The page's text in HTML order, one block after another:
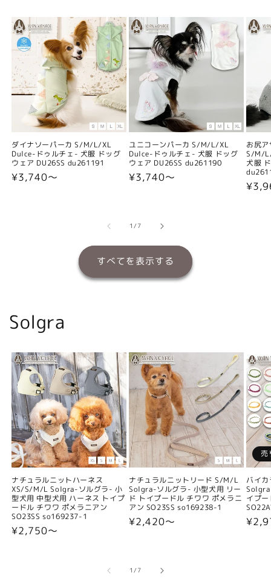
ダイナソーパーカ S/M/L/XL
Dulce-ドゥルチェ- 犬服 ドッグ
ウェア DU26SS du261191
通
¥3,740〜
ユニコーンパーカ S/M/L/XL
Dulce-ドゥルチェ- 犬服 ドッグ
ウェア DU26SS du261190
通
¥3,740〜
お尻
S/M/
犬服
通
1/の
7
すべてを表示する
Solgra
ナチュラルニットハーネス
XS/S/M/L Solgra-ソルグラ- 小
型犬用 中型犬用 ハーネス トイプ
ードル チワワ ポメラニアン
SO23SS so169237-1
通
¥2,750〜
ナチュラルニットリード S/M/L
Solgra-ソルグラ- 小型犬用 リー
ド トイプードル チワワ ポメラニ
アン SO23SS so169238-1
通
¥2,420〜
売
バイ
イプ
通
1/の
7